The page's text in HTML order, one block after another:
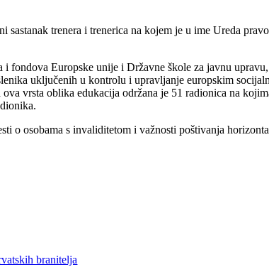
trenera i trenerica na kojem je u ime Ureda
Europske unije i Državne škole za javnu
uključenih u kontrolu i upravljanje europskim
vrsta oblika edukacija održana je 51 radionica na
o osobama s invaliditetom i važnosti poštivanja